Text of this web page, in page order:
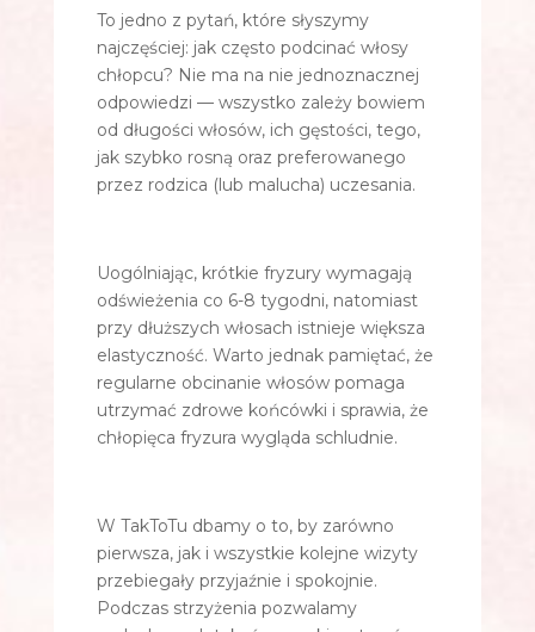
To jedno z pytań, które słyszymy
najczęściej: jak często podcinać włosy
chłopcu? Nie ma na nie jednoznacznej
odpowiedzi — wszystko zależy bowiem
od długości włosów, ich gęstości, tego,
jak szybko rosną oraz preferowanego
przez rodzica (lub malucha) uczesania.
Uogólniając, krótkie fryzury wymagają
odświeżenia co 6-8 tygodni, natomiast
przy dłuższych włosach istnieje większa
elastyczność. Warto jednak pamiętać, że
regularne obcinanie włosów pomaga
utrzymać zdrowe końcówki i sprawia, że
chłopięca fryzura wygląda schludnie.
W TakToTu dbamy o to, by zarówno
pierwsza, jak i wszystkie kolejne wizyty
przebiegały przyjaźnie i spokojnie.
Podczas strzyżenia pozwalamy